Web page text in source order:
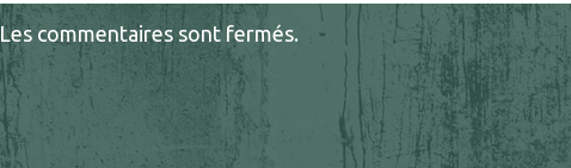
Les commentaires sont fermés.